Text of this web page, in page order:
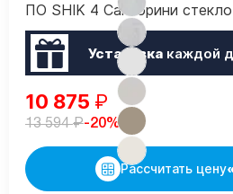
ПО SHIK 4 Санторини
Установкакаждой
10 875 ₽
13 594₽-20%
Рассчитать цену